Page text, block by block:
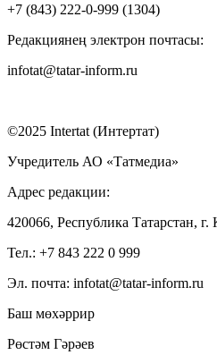
+7 (843) 222-0-999 (1304)
Редакциянең электрон почтасы:
infotat@tatar-inform.ru
©2025 Intertat (Интертат)
Учредитель АО «Татмедиа»
Адрес редакции:
420066, Республика Татарстан, г.
Тел.: +7 843 222 0 999
Эл. почта: infotat@tatar-inform.ru
Баш мөхәррир
Рөстәм Гәрәев